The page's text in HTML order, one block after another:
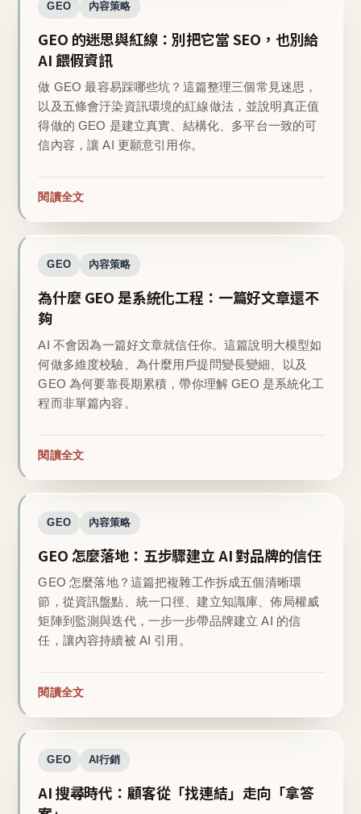
GEO 內容策略
GEO 的迷思與紅線：別把它當 SEO，也別給
AI 餵假資訊
做 GEO 最容易踩哪些坑？這篇整理三個常見迷思，
以及五條會汙染資訊環境的紅線做法，並說明真正值
得做的 GEO 是建立真實、結構化、多平台一致的可
信內容，讓 AI 更願意引用你。
閱讀全文
GEO 內容策略
為什麼 GEO 是系統化工程：一篇好文章還不
夠
AI 不會因為一篇好文章就信任你。這篇說明大模型如
何做多維度校驗、為什麼用戶提問變長變細、以及
GEO 為何要靠長期累積，帶你理解 GEO 是系統化工
程而非單篇內容。
閱讀全文
GEO 內容策略
GEO 怎麼落地：五步驟建立 AI 對品牌的信任
GEO 怎麼落地？這篇把複雜工作拆成五個清晰環
節，從資訊盤點、統一口徑、建立知識庫、佈局權威
矩陣到監測與迭代，一步一步帶品牌建立 AI 的信
任，讓內容持續被 AI 引用。
閱讀全文
GEO AI行銷
AI 搜尋時代：顧客從「找連結」走向「拿答